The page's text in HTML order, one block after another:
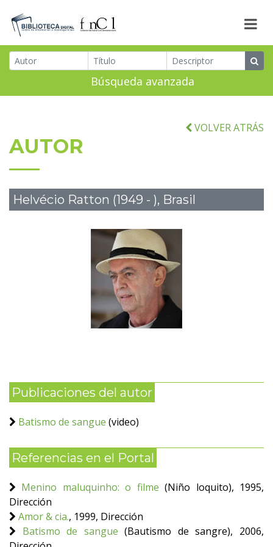
Búsqueda avanzada
VOLVER ATRÁS
AUTOR
Helvécio Ratton (1949 - ), Brasil
Publicaciones del autor
Batismo de sangue (video)
Referencias en el Portal
Menino maluquinho: o filme (Niño loquito), 1995,
Dirección
Amor & cia., 1999, Dirección
Batismo de sangue (Bautismo de sangre), 2006,